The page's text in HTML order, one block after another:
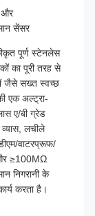
और
सेंसर
पूर्ण स्टेनलेस
का पूरी तरह से
जैसे सख्त स्वच्छ
एक अल्ट्रा-
ए/बी ग्रेड
लचीले
वाटरप्रूफ/
≥100MΩ
निगरानी के
करता है।